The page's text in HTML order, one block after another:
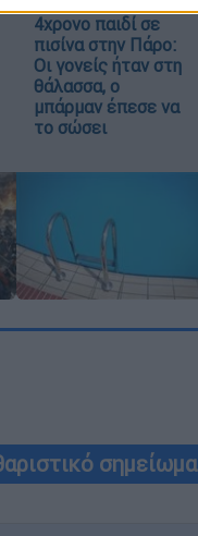
4χρονο παιδί σε
πισίνα στην Πάρο:
Οι γονείς ήταν στη
θάλασσα, ο
μπάρμαν έπεσε να
το σώσει
σημείωμα